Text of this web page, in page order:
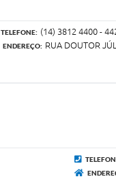
TELEFONE: (14) 3812 4400 -
ENDEREÇO: RUA DOUTOR